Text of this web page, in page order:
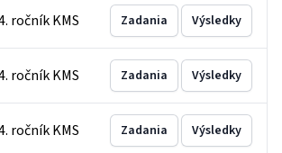
ročník KMS Zadania Výsledky
ročník KMS Zadania Výsledky
ročník KMS Zadania Výsledky